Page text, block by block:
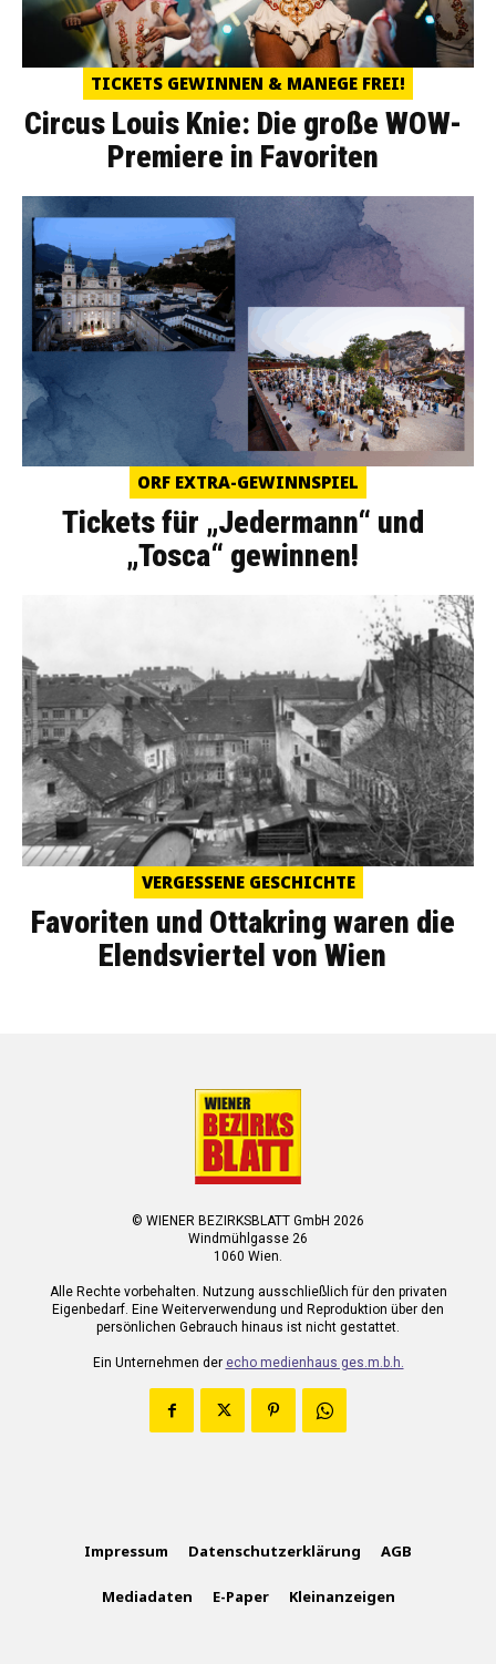
TICKETS GEWINNEN & MANEGE FREI!
Circus Louis Knie: Die große WOW-
Premiere in Favoriten
ORF EXTRA-GEWINNSPIEL
Tickets für „Jedermann“ und
„Tosca“ gewinnen!
VERGESSENE GESCHICHTE
Favoriten und Ottakring waren die
Elendsviertel von Wien
© WIENER BEZIRKSBLATT GmbH 2026
Windmühlgasse 26
1060 Wien.
Alle Rechte vorbehalten. Nutzung ausschließlich für den privaten
Eigenbedarf. Eine Weiterverwendung und Reproduktion über den
persönlichen Gebrauch hinaus ist nicht gestattet.
Ein Unternehmen der echo medienhaus ges.m.b.h.
Impressum Datenschutzerklärung AGB
Mediadaten E-Paper Kleinanzeigen